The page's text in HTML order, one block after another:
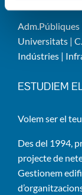
Adm.Públiques
Universitats |
Indústries |
ESTUDIEM
Volem ser el
Des del 1994,
projecte de
Gestionem